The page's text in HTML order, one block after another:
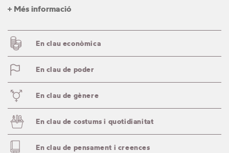
+ Més informació
En clau econòmica
En clau de poder
En clau de gènere
En clau de costums i quotidianitat
En clau de pensament i creences